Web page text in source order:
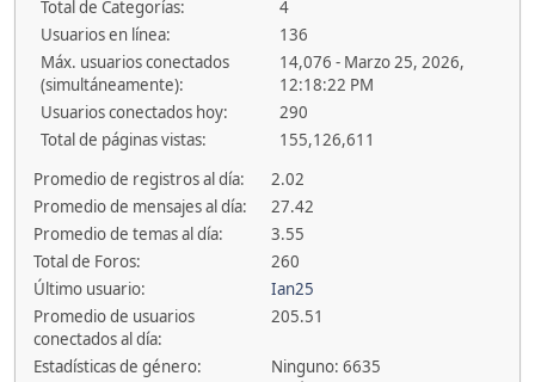
Total de Categorías:
4
Usuarios en línea:
136
Máx. usuarios conectados
(simultáneamente):
14,076 - Marzo 25, 2026,
12:18:22 PM
Usuarios conectados hoy:
290
Total de páginas vistas:
155,126,611
Promedio de registros al día:
2.02
Promedio de mensajes al día:
27.42
Promedio de temas al día:
3.55
Total de Foros:
260
Último usuario:
Ian25
Promedio de usuarios
conectados al día:
205.51
Estadísticas de género:
Ninguno: 6635